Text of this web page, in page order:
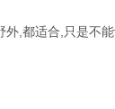
,都适合,只是不能